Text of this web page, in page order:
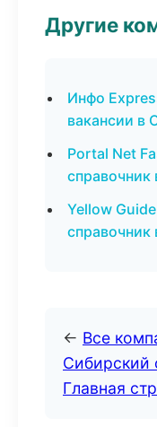
Другие
Инфо
вакансии в
Portal Net
Yellow
справочник
← Все
Сибирский
Главная